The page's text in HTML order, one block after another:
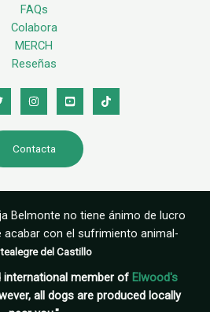
FAQs
Colabora
MERCH
Reseñas
Contacta
Belmonte no tiene ánimo de lucro
acabar con el sufrimiento animal-
del Castillo
international member of Elwood's
all dogs are produced locally